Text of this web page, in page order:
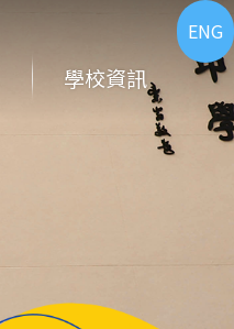
ENG
學校資訊